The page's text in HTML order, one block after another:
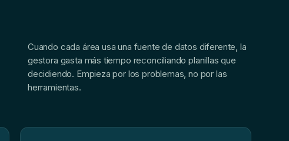
Cuando cada área usa una fuente de datos diferente, la
gestora gasta más tiempo reconciliando planillas que
decidiendo. Empieza por los problemas, no por las
herramientas.